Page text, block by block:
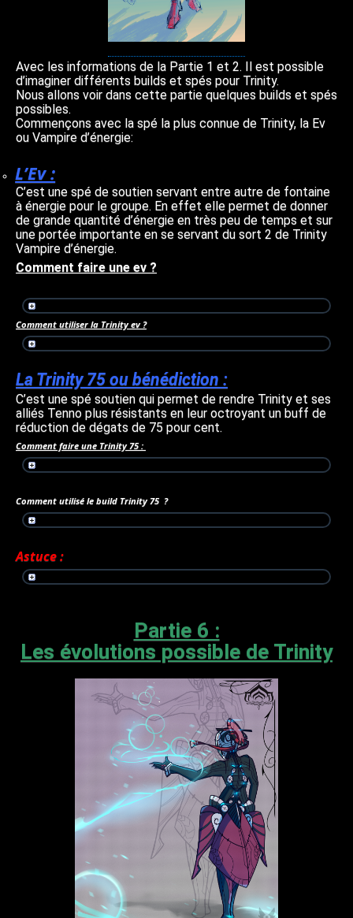
Avec les informations de la Partie 1 et 2. Il est possible
d’imaginer différents builds et spés pour Trinity.
Nous allons voir dans cette partie quelques builds et spés
possibles.
Commençons avec la spé la plus connue de Trinity, la Ev
ou Vampire d’énergie:
L’Ev :
C’est une spé de soutien servant entre autre de fontaine
à énergie pour le groupe. En effet elle permet de donner
de grande quantité d’énergie en très peu de temps et sur
une portée importante en se servant du sort 2 de Trinity
Vampire d’énergie.
Comment faire une ev ?
Comment utiliser la Trinity ev ?
La Trinity 75 ou bénédiction :
C’est une spé soutien qui permet de rendre Trinity et ses
alliés Tenno plus résistants en leur octroyant un buff de
réduction de dégats de 75 pour cent.
Comment faire une Trinity 75 :
Comment utilisé le build Trinity 75 ?
Astuce :
Partie 6 :
Les évolutions possible de Trinity